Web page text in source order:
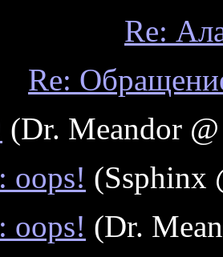
Re:
Re:
(Dr. Meandor
oops! (Ssphinx
oops! (Dr.